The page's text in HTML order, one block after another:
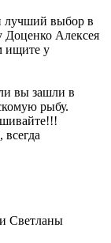
лучший выбор в
Доценко Алексея
ищите у
вы зашли в
рыбу.
Светланы